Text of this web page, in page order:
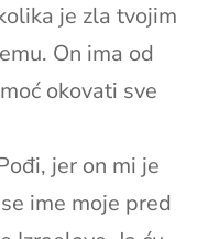
je zla tvojim
On ima od
okovati sve
jer on mi je
ime moje pred